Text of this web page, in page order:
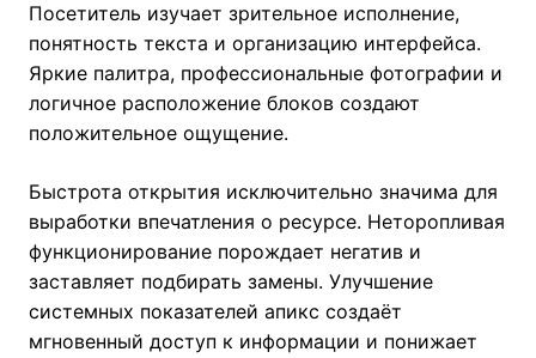
Посетитель изучает зрительное исполнение,
понятность текста и организацию интерфейса.
Яркие палитра, профессиональные фотографии и
логичное расположение блоков создают
положительное ощущение.
Быстрота открытия исключительно значима для
выработки впечатления о ресурсе. Неторопливая
функционирование порождает негатив и
заставляет подбирать замены. Улучшение
системных показателей апикс создаёт
мгновенный доступ к информации и понижает